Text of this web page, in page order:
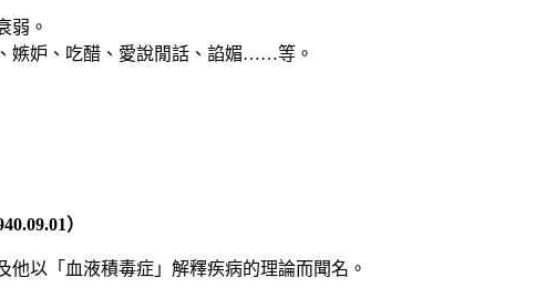
弱。
嫉妒、吃醋、愛說閒話、諂媚……等。
）
以「血液積毒症」解釋疾病的理論而聞名。